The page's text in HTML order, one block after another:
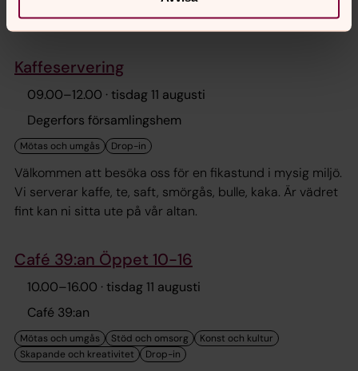
och fika i gemenskap.
Kaffeservering
09.00–12.00 · tisdag 11 augusti
Degerfors församlingshem
Välkommen att besöka oss för en fikastund i mysig miljö.
Vi serverar kaffe, te, saft, smörgås, bulle, kaka. Är vädret
fint kan ni sitta ute på vår altan.
Café 39:an Öppet 10-16
10.00–16.00 · tisdag 11 augusti
Café 39:an